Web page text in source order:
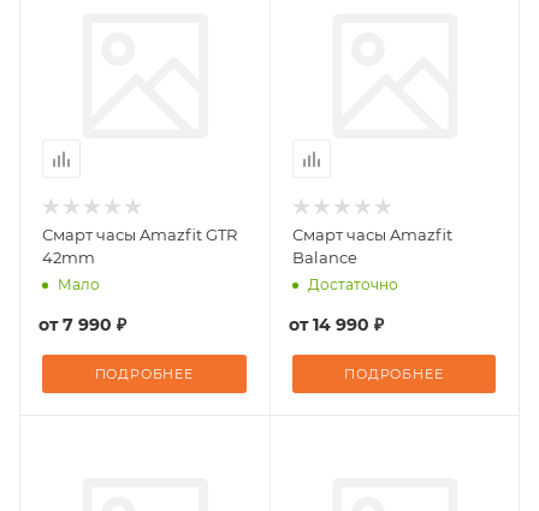
Смарт часы Amazfit GTR
42mm
Мало
от7 990 ₽
ПОДРОБНЕЕ
Смарт часы Amazfit
Balance
Достаточно
от14 990 ₽
ПОДРОБНЕЕ